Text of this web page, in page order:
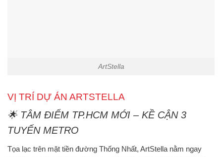
ArtStella
VỊ TRÍ DỰ ÁN ARTSTELLA
🌟 TÂM ĐIỂM TP.HCM MỚI – KỀ CẬN 3
TUYẾN METRO
Tọa lạc trên mặt tiền đường Thống Nhất, ArtStella nằm ngay